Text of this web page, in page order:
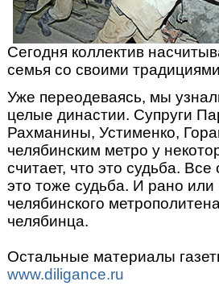
Сегодня коллектив
семья со своими
Уже переодеваясь, мы
целые династии. Супруги
Рахманины, Устименко,
челябинским метро у
считает, что это судьба.
это тоже судьба. И рано
челябинского
челябинца.
Остальные материалы
www.diligance.ru